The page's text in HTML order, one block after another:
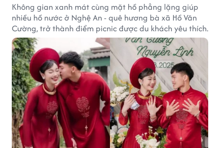
Không gian xanh mát cùng mặt hồ phẳng lặng giúp
nhiều hồ nước ở Nghệ An - quê hương bà xã Hồ Văn
Cường, trở thành điểm picnic được du khách yêu thích.